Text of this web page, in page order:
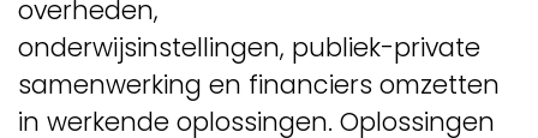
overheden,
onderwijsinstellingen, publiek-private
samenwerking en financiers omzetten
in werkende oplossingen. Oplossingen